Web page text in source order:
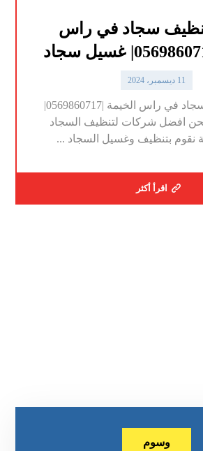
سجاد في راس
11 ديسمبر، 2024
شركة تنظيف سجاد في راس الخيمة |0569860717|
افضل شركات لتنظيف السجاد
نقوم بتنظيف وغسيل السجاد ...
اقرأ أكثر
وسوم